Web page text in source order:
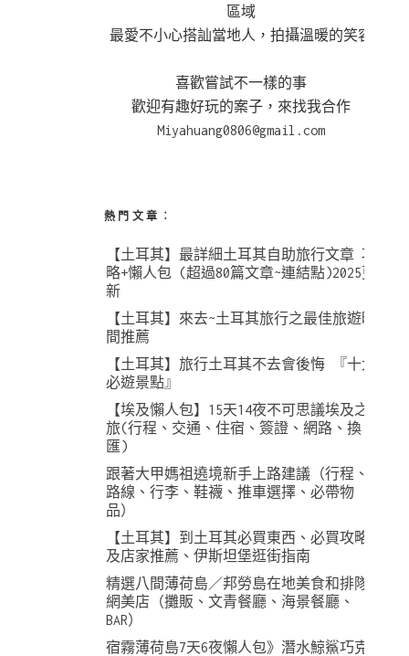
區域
最愛不小心搭訕當地人，拍攝溫暖的笑容
喜歡嘗試不一樣的事
歡迎有趣好玩的案子，來找我合作
Miyahuang0806@gmail.com
熱門文章︰
【土耳其】最詳細土耳其自助旅行文章 攻
略+懶人包 (超過80篇文章~連結點)2025更
新
【土耳其】來去~土耳其旅行之最佳旅遊時
間推薦
【土耳其】旅行土耳其不去會後悔 『十大
必遊景點』
【埃及懶人包】15天14夜不可思議埃及之
旅(行程、交通、住宿、簽證、網路、換
匯)
跟著大甲媽祖遶境新手上路建議（行程、
路線、行李、鞋襪、推車選擇、必帶物
品）
【土耳其】到土耳其必買東西、必買攻略
及店家推薦、伊斯坦堡逛街指南
精選八間薄荷島／邦勞島在地美食和排隊
網美店（攤販、文青餐廳、海景餐廳、
BAR）
宿霧薄荷島7天6夜懶人包》潛水鯨鯊巧克